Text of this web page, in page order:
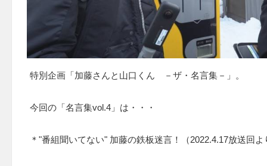
特別企画「加藤さんと山口くん －ザ・名言集－」。
今回の「名言集vol.4」は・・・
＊"番組聞いてない" 加藤の鉄板迷言！（2022.4.17放送回よ